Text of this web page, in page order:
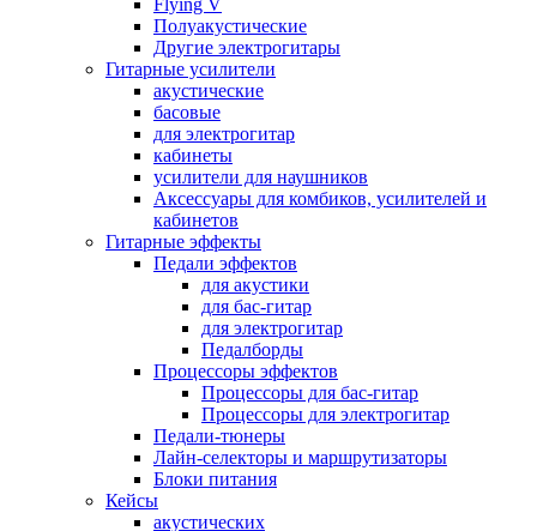
Flying V
Полуакустические
Другие электрогитары
Гитарные усилители
акустические
басовые
для электрогитар
кабинеты
усилители для наушников
Аксессуары для комбиков, усилителей и
кабинетов
Гитарные эффекты
Педали эффектов
для акустики
для бас-гитар
для электрогитар
Педалборды
Процессоры эффектов
Процессоры для бас-гитар
Процессоры для электрогитар
Педали-тюнеры
Лайн-селекторы и маршрутизаторы
Блоки питания
Кейсы
акустических